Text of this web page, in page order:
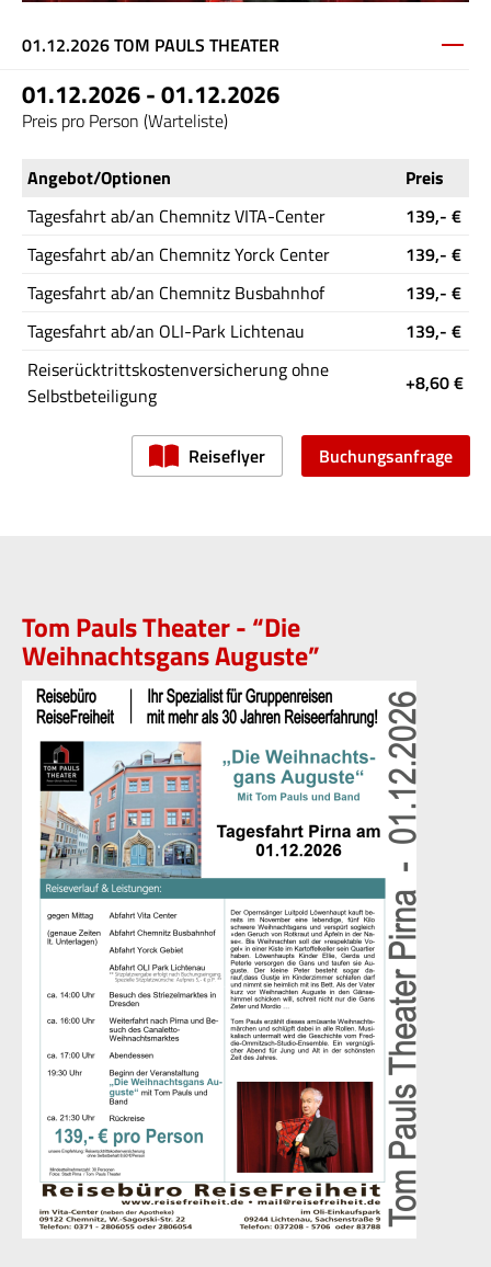
01.12.2026 TOM PAULS THEATER
01.12.2026 - 01.12.2026
Preis pro Person (Warteliste)
Angebot/Optionen
Preis
Tagesfahrt ab/an Chemnitz VITA-Center
139,- €
Tagesfahrt ab/an Chemnitz Yorck Center
139,- €
Tagesfahrt ab/an Chemnitz Busbahnhof
139,- €
Tagesfahrt ab/an OLI-Park Lichtenau
139,- €
Reiserücktrittskostenversicherung ohne
Selbstbeteiligung
+8,60 €
Reiseflyer Buchungsanfrage
Tom Pauls Theater - “Die
Weihnachtsgans Auguste”